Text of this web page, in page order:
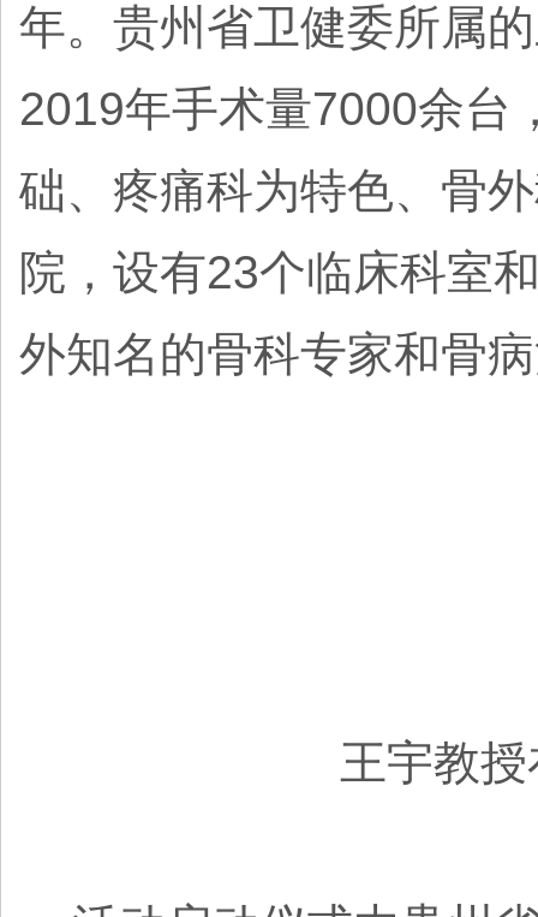
年。贵州省卫健委所属
2019年手术量7000余台
础、疼痛科为特色、骨
院，设有23个临床科室
外知名的骨科专家和骨
王宇教